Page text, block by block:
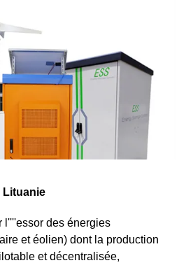
Lituanie
l''''essor des énergies
et éolien) dont la production
et décentralisée,